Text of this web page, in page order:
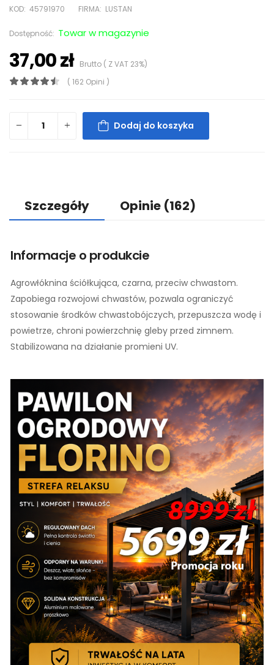
KOD: 45791970 FIRMA: LUSTAN
Dostępność: Towar w magazynie
37,00 złBrutto ( Z VAT 23%)
( 162 Opini )
Dodaj do koszyka
Szczegóły Opinie (162)
Informacje o produkcie
Agrowłóknina ściółkująca, czarna, przeciw chwastom.
Zapobiega rozwojowi chwastów, pozwala ograniczyć
stosowanie środków chwastobójczych, przepuszcza wodę i
powietrze, chroni powierzchnię gleby przed zimnem.
Stabilizowana na działanie promieni UV.